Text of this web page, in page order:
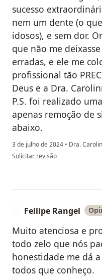
sucesso
nem um dente (o
idosos), e sem dor.
que não me
erradas, e ele me
profissional tão
Deus e a Dra.
P.S. foi realizado
apenas remoção de
abaixo.
3 de julho de 2024 • Dra.
na opinião do utilizador Kat Dias
Solicitar revisão
Fellipe Rangel
Muito atenciosa e
todo zelo que nós
honestidade me dá
todos que conheço.